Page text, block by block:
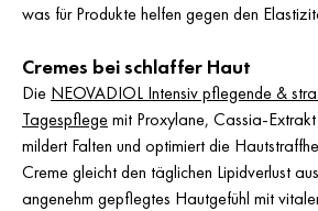
was für Produkte helfen gegen den
Cremes bei schlaffer Haut
Die NEOVADIOL Intensiv pflegende &
Tagespflegemit Proxylane, Cassia-
mildert Falten und optimiert die
Creme gleicht den täglichen Lipidverlust
angenehm gepflegtes Hautgefühl mit